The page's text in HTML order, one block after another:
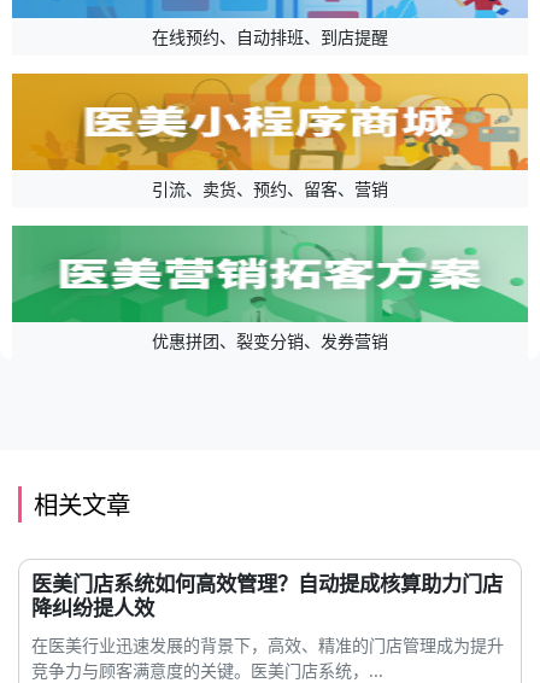
在线预约、自动排班、到店提醒
引流、卖货、预约、留客、营销
优惠拼团、裂变分销、发券营销
相关文章
医美门店系统如何高效管理？自动提成核算助力门店
降纠纷提人效
在医美行业迅速发展的背景下，高效、精准的门店管理成为提升
竞争力与顾客满意度的关键。医美门店系统，...